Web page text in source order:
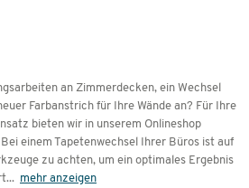
an Zimmerdecken, ein Wechsel
Farbanstrich für Ihre Wände an? Für Ihre
bieten wir in unserem Onlineshop
einem Tapetenwechsel Ihrer Büros ist auf
zu achten, um ein optimales Ergebnis
... mehr anzeigen